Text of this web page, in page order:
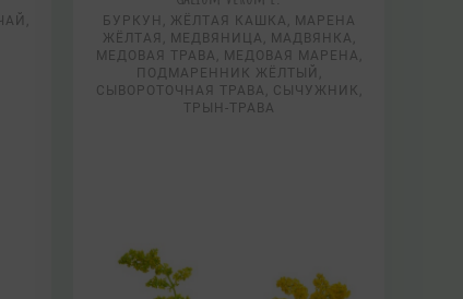
БУРКУН, ЖЁЛТАЯ КАШКА, МАРЕНА
ЖЁЛТАЯ, МЕДВЯНИЦА, МАДВЯНКА,
МЕДОВАЯ ТРАВА, МЕДОВАЯ МАРЕНА,
ПОДМАРЕННИК ЖЁЛТЫЙ,
СЫВОРОТОЧНАЯ ТРАВА, СЫЧУЖНИК,
ТРЫН-ТРАВА